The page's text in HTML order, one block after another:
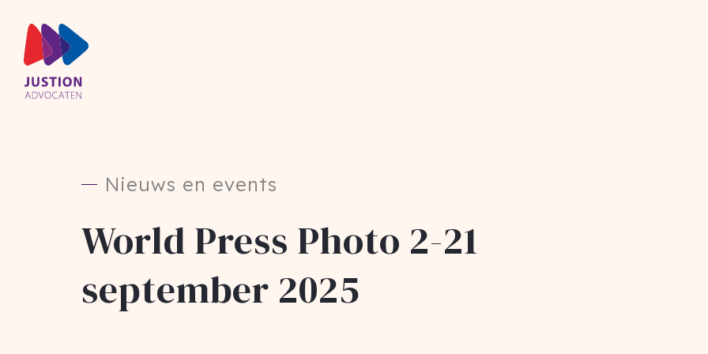
Nieuws en events
World Press Photo 2-21
september 2025